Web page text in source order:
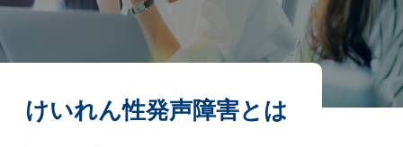
けいれん性発声障害とは